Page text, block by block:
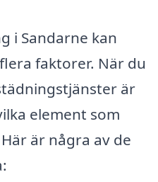
i Sandarne kan
faktorer. När du
är
element som
är några av de